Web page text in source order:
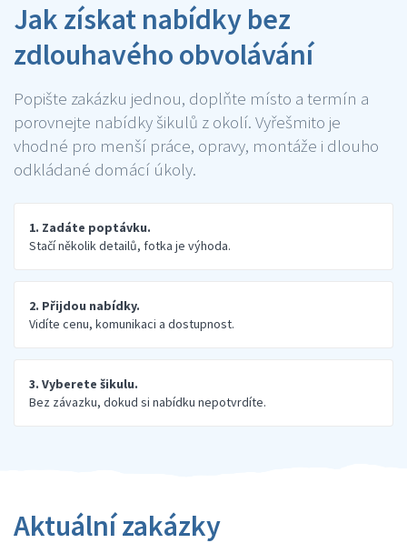
Jak získat nabídky bez
zdlouhavého obvolávání
Popište zakázku jednou, doplňte místo a termín a
porovnejte nabídky šikulů z okolí. Vyřešmito je
vhodné pro menší práce, opravy, montáže i dlouho
odkládané domácí úkoly.
1. Zadáte poptávku.
Stačí několik detailů, fotka je výhoda.
2. Přijdou nabídky.
Vidíte cenu, komunikaci a dostupnost.
3. Vyberete šikulu.
Bez závazku, dokud si nabídku nepotvrdíte.
Aktuální zakázky